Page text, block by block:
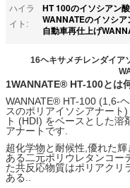
ハイラ
イト:
HT 100のイソシアン
WANNATEのイソシ
自動車再仕上げ
16ヘキサメチレンダイア
1WANNATE® HT-100とは
WANNATE® HT-100 (1,6-
スのポリアイソシアナート
ト (HDI) をベースとした
アナートです.
超化学物と耐候性,優れた
ある二元ポリウレタンコー
た共反応物質はポリアクリ
ある..